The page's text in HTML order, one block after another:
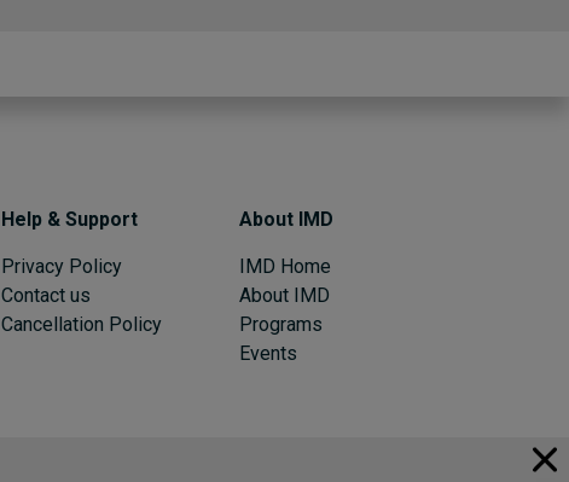
Help & Support
Privacy Policy
Contact us
Cancellation Policy
About IMD
IMD Home
About IMD
Programs
Events